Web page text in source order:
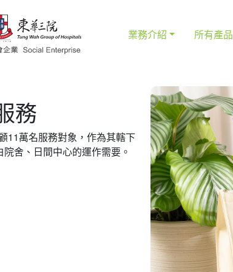
業務介紹 所有產品
務
11萬名服務對象，作為其轄下
舍、日間中心的運作需要。